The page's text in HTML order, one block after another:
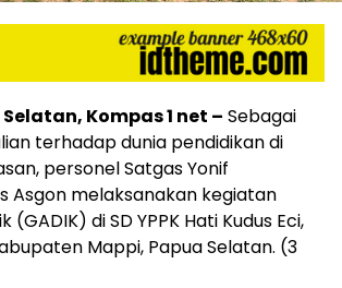
Kompas 1 net – Sebagai
terhadap dunia pendidikan di
personel Satgas Yonif
Asgon melaksanakan kegiatan
(GADIK) di SD YPPK Hati Kudus Eci,
Mappi, Papua Selatan. (3